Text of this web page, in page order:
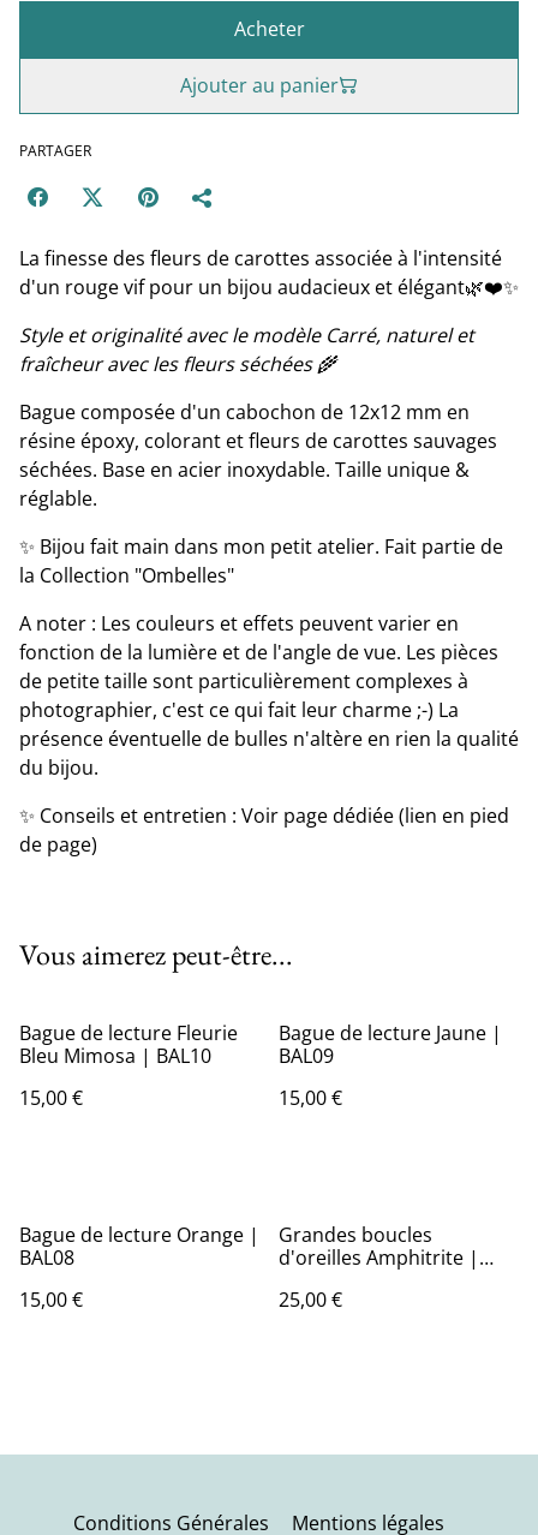
Acheter
Ajouter au panier
PARTAGER
La finesse des fleurs de carottes associée à l'intensité
d'un rouge vif pour un bijou audacieux et élégant🌿❤️✨
Style et originalité avec le modèle Carré, naturel et
fraîcheur avec les fleurs séchées 🌾
Bague composée d'un cabochon de 12x12 mm en
résine époxy, colorant et fleurs de carottes sauvages
séchées. Base en acier inoxydable. Taille unique &
réglable.
✨ Bijou fait main dans mon petit atelier. Fait partie de
la Collection "Ombelles"
A noter : Les couleurs et effets peuvent varier en
fonction de la lumière et de l'angle de vue. Les pièces
de petite taille sont particulièrement complexes à
photographier, c'est ce qui fait leur charme ;-) La
présence éventuelle de bulles n'altère en rien la qualité
du bijou.
✨ Conseils et entretien : Voir page dédiée (lien en pied
de page)
Vous aimerez peut-être...
Bague de lecture Fleurie
Bleu Mimosa | BAL10
15,00 €
Bague de lecture Jaune |
BAL09
15,00 €
Bague de lecture Orange |
BAL08
15,00 €
Grandes boucles
d'oreilles Amphitrite |
25,00 €
Conditions Générales
Mentions légales